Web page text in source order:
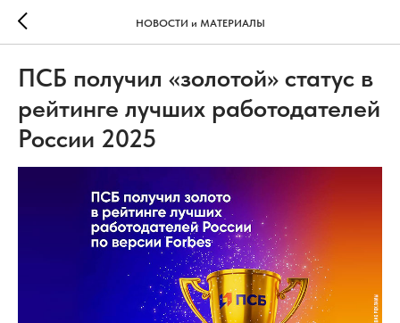
НОВОСТИ и МАТЕРИАЛЫ
ПСБ получил «золотой» статус в
рейтинге лучших работодателей
России 2025